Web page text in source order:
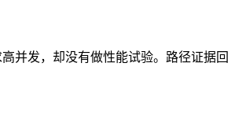
并发，却没有做性能试验。路径证据回